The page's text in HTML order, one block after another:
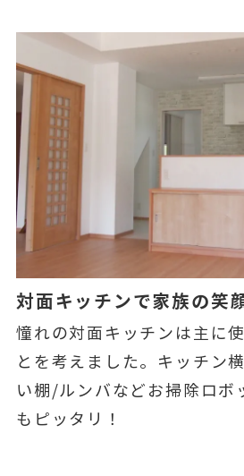
対面キッチンで家族の笑
憧れの対面キッチンは主に
とを考えました。キッチン
い棚/ルンバなどお掃除ロボ
もピッタリ！